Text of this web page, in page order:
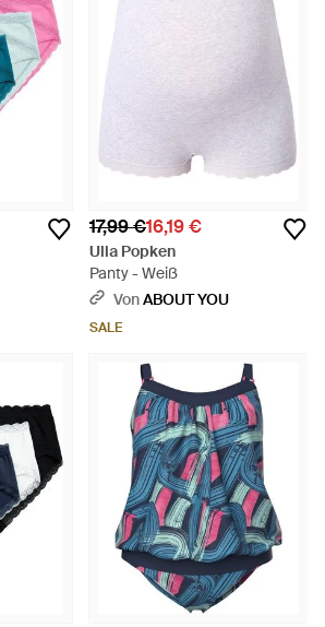
17,99 €16,19 €
Ulla Popken
Panty - Weiß
VonABOUT YOU
SALE